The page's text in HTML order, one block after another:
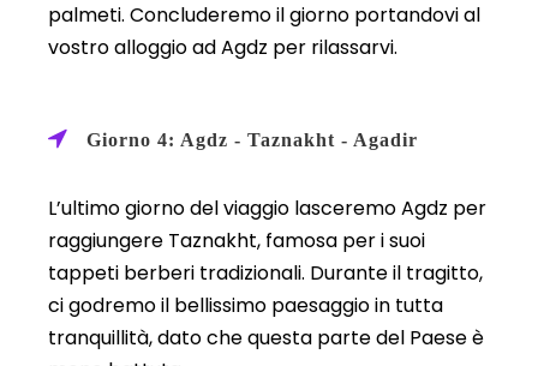
palmeti. Concluderemo il giorno portandovi al
vostro alloggio ad Agdz per rilassarvi.
Giorno 4: Agdz - Taznakht - Agadir
L’ultimo giorno del viaggio lasceremo Agdz per
raggiungere Taznakht, famosa per i suoi
tappeti berberi tradizionali. Durante il tragitto,
ci godremo il bellissimo paesaggio in tutta
tranquillità, dato che questa parte del Paese è